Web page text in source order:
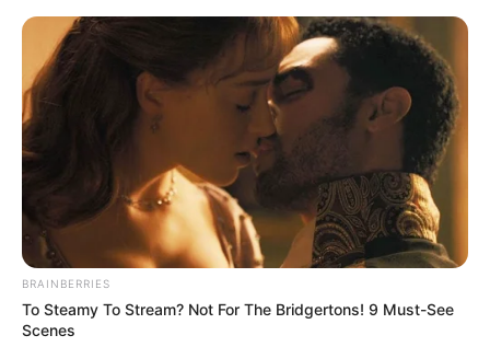
BRAINBERRIES
To Steamy To Stream? Not For The Bridgertons! 9 Must-See
Scenes